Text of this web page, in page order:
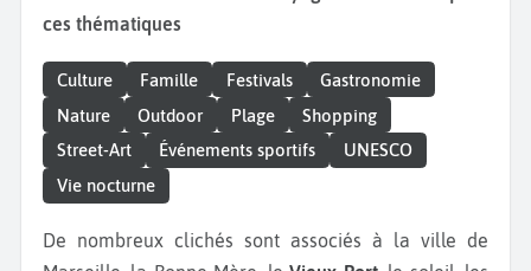
ces thématiques
Culture Famille Festivals
Gastronomie
Nature
Outdoor Plage
Shopping
Street-Art
Événements sportifs
UNESCO
Vie nocturne
De nombreux clichés sont associés à la ville de